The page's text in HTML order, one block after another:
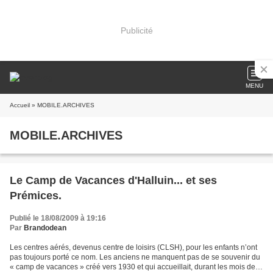
Publicité
MENU
Accueil » MOBILE.ARCHIVES
MOBILE.ARCHIVES
Le Camp de Vacances d'Halluin... et ses
Prémices.
Publié le 18/08/2009 à 19:16
Par Brandodean
Les centres aérés, devenus centre de loisirs (CLSH), pour les enfants n’ont
pas toujours porté ce nom. Les anciens ne manquent pas de se souvenir du
« camp de vacances » créé vers 1930 et qui accueillait, durant les mois de